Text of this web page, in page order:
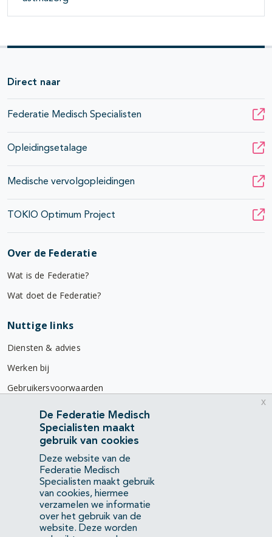
Direct naar
Federatie Medisch Specialisten
Opleidingsetalage
Medische vervolgopleidingen
TOKIO Optimum Project
Over de Federatie
Wat is de Federatie?
Wat doet de Federatie?
Nuttige links
Diensten & advies
Werken bij
Gebruikersvoorwaarden
Privacyverklaring
Contact
Mercatorlaan 1200
3528 BL Utrecht
(088) 505 34 34
info@richtlijnendatabase.nl
De Federatie Medisch
Specialisten maakt
gebruik van cookies
Deze website van de
Federatie Medisch
Specialisten maakt gebruik
van cookies, hiermee
verzamelen we informatie
over het gebruik van de
website. Deze worden
x